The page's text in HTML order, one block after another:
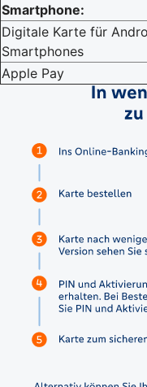
Smartphone:
Digitale Karte für
Smartphones
Apple Pay